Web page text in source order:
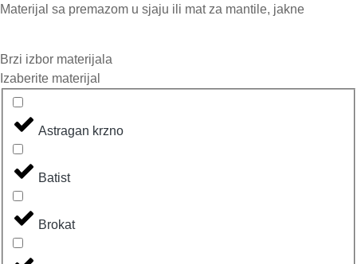
Materijal sa premazom u sjaju ili mat za mantile, jakne
Brzi izbor materijala
Izaberite materijal
Astragan krzno
Batist
Brokat